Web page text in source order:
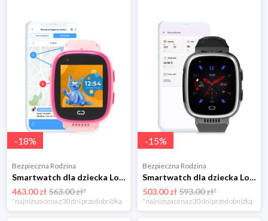
-18%
Bezpieczna Rodzina
Smartwatch dla dziecka Locon Watch Video Różowy Rocznie
463.00 zł563.00 zł*
*najniższa cena z 30 dni przed obniżką
-15%
Bezpieczna Rodzina
Smartwatch dla dziecka Locon Watch Sigma Rocznie Czarny
503.00 zł593.00 zł*
*najniższa cena z 30 dni przed obniżką